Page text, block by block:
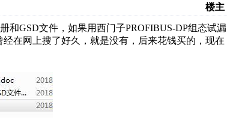
楼主
和GSD文件，如果用西门子PROFIBUS-DP组态试漏
在网上搜了好久，就是没有，后来花钱买的，现在